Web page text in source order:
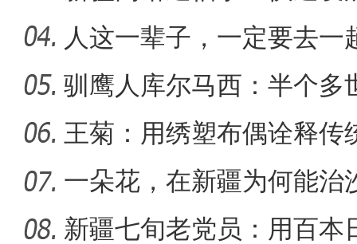
【与你为邻】职业攀登者李
距离
人这一辈子，一定要去一
驯鹰人库尔马西：半个多
王菊：用绣塑布偶诠释传
一朵花，在新疆为何能治
新疆七旬老党员：用百本